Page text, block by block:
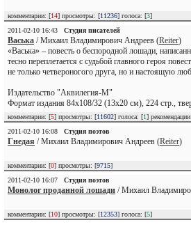
комментарии: [14] просмотры: [11236] голоса: [3]
2011-02-10 16:43
Студия писателей
Васька / Михаил Владимирович Андреев (Reiter)
«Васька» – повесть о беспородной лошади,
тесно переплетается с судьбой главного героя
не только четвероногого друга, но и настоящую
Издательство "Аквилегия-М"
Формат издания 84х108/32 (13х20 см), 224 стр.,
комментарии: [5] просмотры: [11602] голоса: [1]
2011-02-10 16:08
Студия поэтов
Гнедая / Михаил Владимирович Андреев (Reiter)
комментарии: [0] просмотры: [9715]
2011-02-10 16:07
Студия поэтов
Монолог проданной лошади / Михаил
комментарии: [10] просмотры: [12353] голоса: [5]